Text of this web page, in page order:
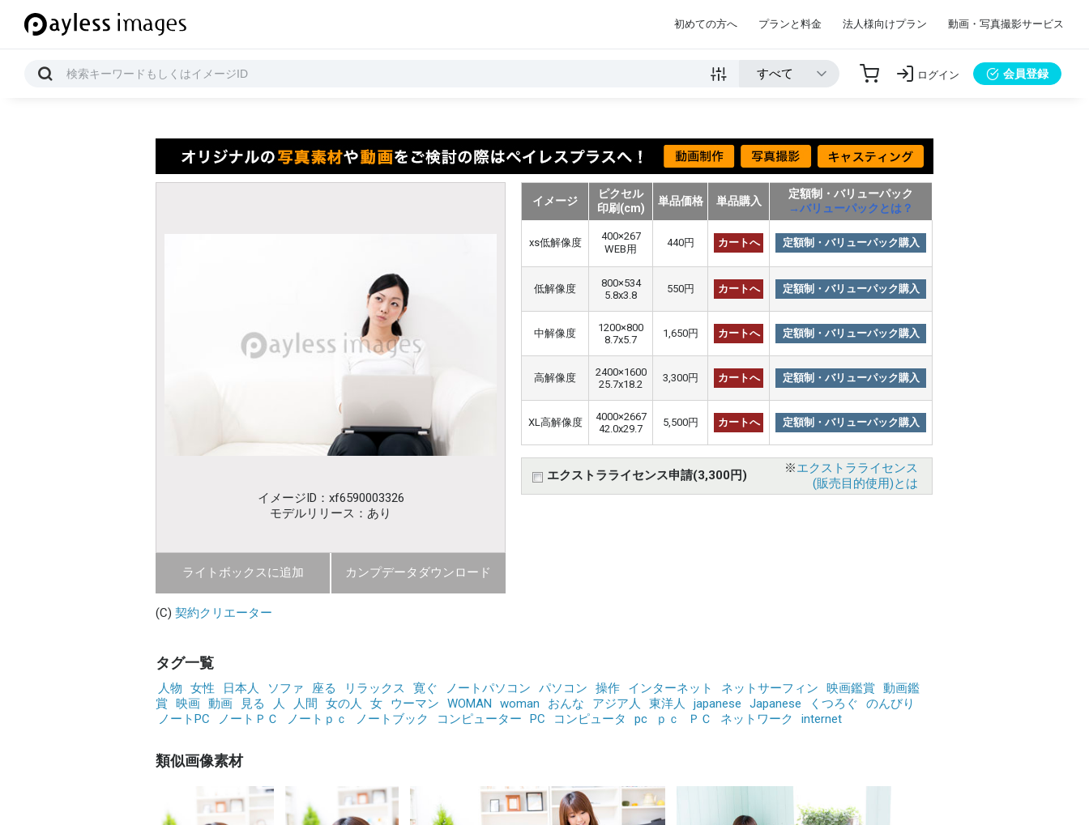
初めての方へ プランと料金 法人様向けプラン 動画・写真撮影サービス
ログイン 会員登録
イメージID：xf6590003326
モデルリリース：あり
ライトボックスに追加 カンプデータダウンロード
イメージ
ピクセル
印刷(cm)
単品価格 単品購入
定額制・バリューパック
→バリューパックとは？
xs低解像度
400×267
WEB用
440円 カートへ 定額制・バリューパック購入
低解像度
800×534
5.8x3.8
550円 カートへ 定額制・バリューパック購入
中解像度
1200×800
8.7x5.7
1,650円 カートへ 定額制・バリューパック購入
高解像度
2400×1600
25.7x18.2
3,300円 カートへ 定額制・バリューパック購入
XL高解像度
4000×2667
42.0x29.7
5,500円 カートへ 定額制・バリューパック購入
エクストラライセンス申請(3,300円) ※エクストラライセンス
(販売目的使用)とは
(C) 契約クリエーター
タグ一覧
人物 女性 日本人 ソファ 座る リラックス 寛ぐ ノートパソコン パソコン 操作 インターネット ネットサーフィン 映画鑑賞 動画鑑
賞 映画 動画 見る 人 人間 女の人 女 ウーマン WOMAN woman おんな アジア人 東洋人 japanese Japanese くつろぐ
のんびり
ノートPC
ノートＰＣ ノートｐｃ ノートブック コンピューター PC コンピュータ pc ｐｃ ＰＣ ネットワーク internet
類似画像素材